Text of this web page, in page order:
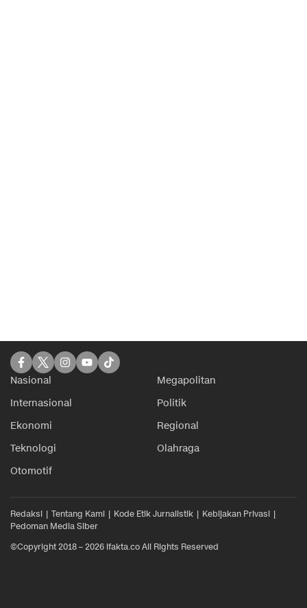
Nasional
Megapolitan
Internasional
Politik
Ekonomi
Regional
Teknologi
Olahraga
Otomotif
Redaksi Tentang Kami Kode Etik Jurnalistik
Kebijakan Privasi
Pedoman Media Siber
©Copyright 2018 – 2026 ifakta.co All Rights Reserved